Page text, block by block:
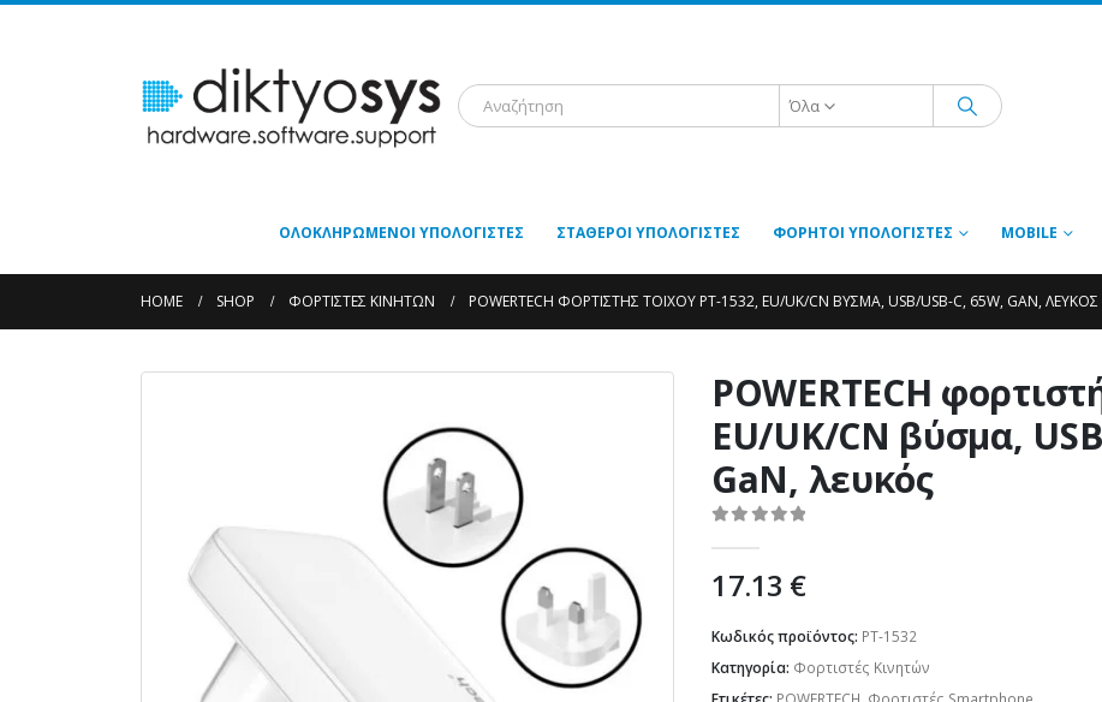
Όλα
ΟΛΟΚΛΗΡΩΜΈΝΟΙ ΥΠΟΛΟΓΙΣΤΈΣ ΣΤΑΘΕΡΟΊ ΥΠΟΛΟΓΙΣΤΈΣ ΦΟΡΗΤΟΊ ΥΠΟΛΟΓΙΣΤΈΣ MOBILE
HOME SHOP ΦΟΡΤΙΣΤΈΣ ΚΙΝΗΤΏΝ POWERTECH ΦΟΡΤΙΣΤΉΣ ΤΟΊΧΟΥ PT-1532, EU/UK/CN ΒΎΣΜΑ, USB/USB-C, 65W, GAN, ΛΕΥΚΌΣ
POWERTECH
EU/UK/CN βύσμα,
GaN, λευκός
17.13 €
Κωδικός προϊόντος: PT-1532
Κατηγορία: Φορτιστές Κινητών